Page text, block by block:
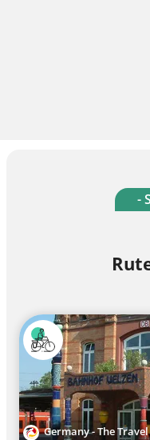
-
Germany - The